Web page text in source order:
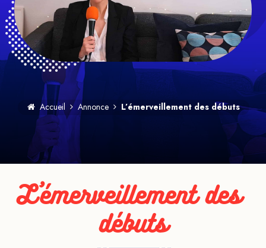
Accueil Annonce L’émerveillement des débuts
L’émerveillement des
débuts